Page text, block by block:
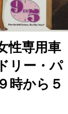
性専用車
リー・パ
時から５